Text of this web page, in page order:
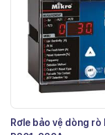
Rơle bảo vệ dòng rò